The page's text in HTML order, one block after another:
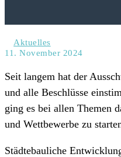
Aktuelles
11. November 2024
Seit langem hat der
und alle Beschlüsse
ging es bei allen Themen
und Wettbewerbe zu
Städtebauliche